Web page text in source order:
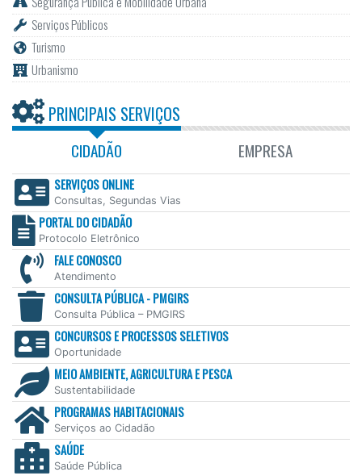
Serviços Públicos
Turismo
Urbanismo
PRINCIPAIS SERVIÇOS
CIDADÃO EMPRESA
SERVIÇOS ONLINE
Consultas, Segundas Vias
PORTAL DO CIDADÃO
Protocolo Eletrônico
FALE CONOSCO
Atendimento
CONSULTA PÚBLICA - PMGIRS
Consulta Pública – PMGIRS
CONCURSOS E PROCESSOS SELETIVOS
Oportunidade
MEIO AMBIENTE, AGRICULTURA E PESCA
Sustentabilidade
PROGRAMAS HABITACIONAIS
Serviços ao Cidadão
SAÚDE
Saúde Pública